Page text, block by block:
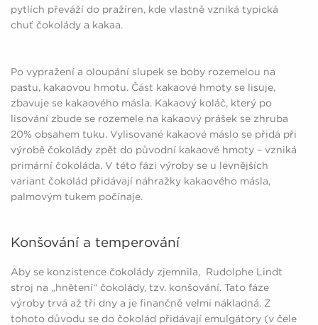
pytlích převáží do pražíren, kde vlastně vzniká typická
chuť čokolády a kakaa.
Po vypražení a oloupání slupek se boby rozemelou na
pastu, kakaovou hmotu. Část kakaové hmoty se lisuje,
zbavuje se kakaového másla. Kakaový koláč, který po
lisování zbude se rozemele na kakaový prášek se zhruba
20% obsahem tuku. Vylisované kakaové máslo se přidá při
výrobě čokolády zpět do původní kakaové hmoty – vzniká
primární čokoláda. V této fázi výroby se u levnějších
variant čokolád přidávají náhražky kakaového másla,
palmovým tukem počínaje.
Konšování a temperování
Aby se konzistence čokolády zjemnila, Rudolphe Lindt
stroj na „hnětení“ čokolády, tzv. konšování. Tato fáze
výroby trvá až tři dny a je finančně velmi nákladná. Z
tohoto důvodu se do čokolád přidávají emulgátory (v čele